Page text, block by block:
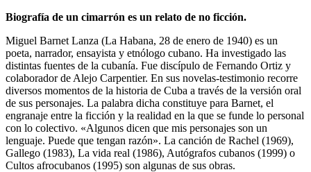
Biografía de un cimarrón es un relato de no ficción.
Miguel Barnet Lanza (La Habana, 28 de enero de 1940) es un
poeta, narrador, ensayista y etnólogo cubano. Ha investigado las
distintas fuentes de la cubanía. Fue discípulo de Fernando Ortiz y
colaborador de Alejo Carpentier. En sus novelas-testimonio recorre
diversos momentos de la historia de Cuba a través de la versión oral
de sus personajes. La palabra dicha constituye para Barnet, el
engranaje entre la ficción y la realidad en la que se funde lo personal
con lo colectivo. «Algunos dicen que mis personajes son un
lenguaje. Puede que tengan razón». La canción de Rachel (1969),
Gallego (1983), La vida real (1986), Autógrafos cubanos (1999) o
Cultos afrocubanos (1995) son algunas de sus obras.